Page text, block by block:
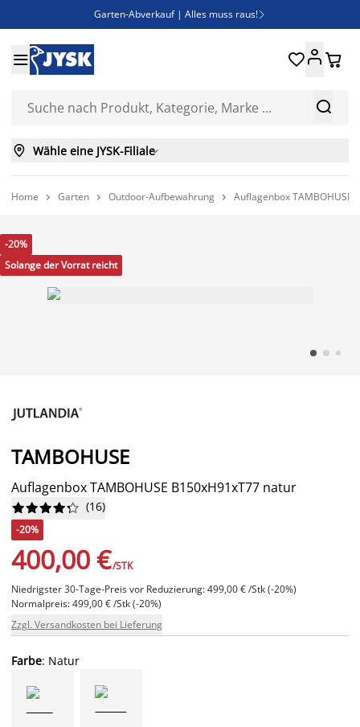
Garten-Abverkauf | Alles muss raus! 
Bist du Unternehmer? Entdecke JYSK-B2B
Esszimmerstuhl ADSLEV um nur 40€


 
 Wähle eine JYSK-Filiale
Home  Garten  Outdoor-Aufbewahrung  Auflagenbox TAMBOHUSE
-20%
Solange der Vorrat reicht
TAMBOHUSE
Auflagenbox TAMBOHUSE B150xH91xT77 natur





 (16)
-20%
400,00 €/STK
Niedrigster 30-Tage-Preis vor Reduzierung: 499,00 € /Stk (-20%)
Normalpreis: 499,00 € /Stk (-20%)
Zzgl. Versandkosten bei Lieferung
Farbe: Natur